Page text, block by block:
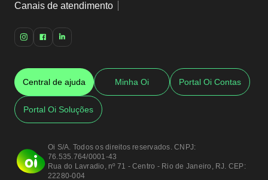
Canais de atendimento
Central de ajuda Minha Oi Portal Oi Contas
Portal Oi Soluções
Oi S/A. Todos os direitos reservados. CNPJ:
76.535.764/0001-43
Rua do Lavradio, nº 71 - Centro - Rio de Janeiro, RJ. CEP:
22280-004